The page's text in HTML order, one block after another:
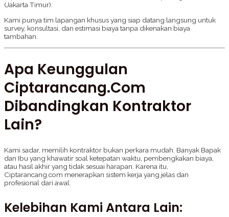
(Jakarta Timur).
Kami punya tim lapangan khusus yang siap datang langsung untuk
survey, konsultasi, dan estimasi biaya tanpa dikenakan biaya
tambahan.
Apa Keunggulan
Ciptarancang.com
Dibandingkan Kontraktor
Lain?
Kami sadar, memilih kontraktor bukan perkara mudah. Banyak Bapak
dan Ibu yang khawatir soal ketepatan waktu, pembengkakan biaya,
atau hasil akhir yang tidak sesuai harapan. Karena itu,
Ciptarancang.com menerapkan sistem kerja yang jelas dan
profesional dari awal.
Kelebihan Kami Antara Lain: